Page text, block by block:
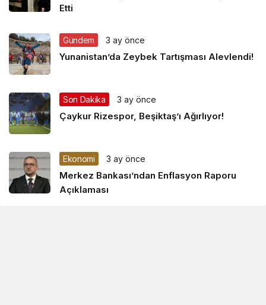
Etti
Gündem 3 ay önce
Yunanistan’da Zeybek Tartışması Alevlendi!
Son Dakika 3 ay önce
Çaykur Rizespor, Beşiktaş’ı Ağırlıyor!
Ekonomi 3 ay önce
Merkez Bankası’ndan Enflasyon Raporu
Açıklaması